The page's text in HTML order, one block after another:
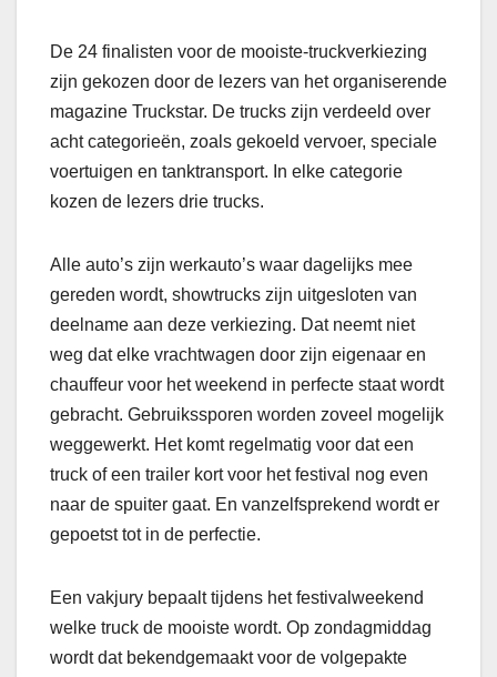
De 24 finalisten voor de mooiste-truckverkiezing
zijn gekozen door de lezers van het organiserende
magazine Truckstar. De trucks zijn verdeeld over
acht categorieën, zoals gekoeld vervoer, speciale
voertuigen en tanktransport. In elke categorie
kozen de lezers drie trucks.
Alle auto’s zijn werkauto’s waar dagelijks mee
gereden wordt, showtrucks zijn uitgesloten van
deelname aan deze verkiezing. Dat neemt niet
weg dat elke vrachtwagen door zijn eigenaar en
chauffeur voor het weekend in perfecte staat wordt
gebracht. Gebruikssporen worden zoveel mogelijk
weggewerkt. Het komt regelmatig voor dat een
truck of een trailer kort voor het festival nog even
naar de spuiter gaat. En vanzelfsprekend wordt er
gepoetst tot in de perfectie.
Een vakjury bepaalt tijdens het festivalweekend
welke truck de mooiste wordt. Op zondagmiddag
wordt dat bekendgemaakt voor de volgepakte